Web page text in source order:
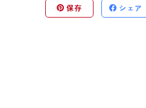
保存 シェア